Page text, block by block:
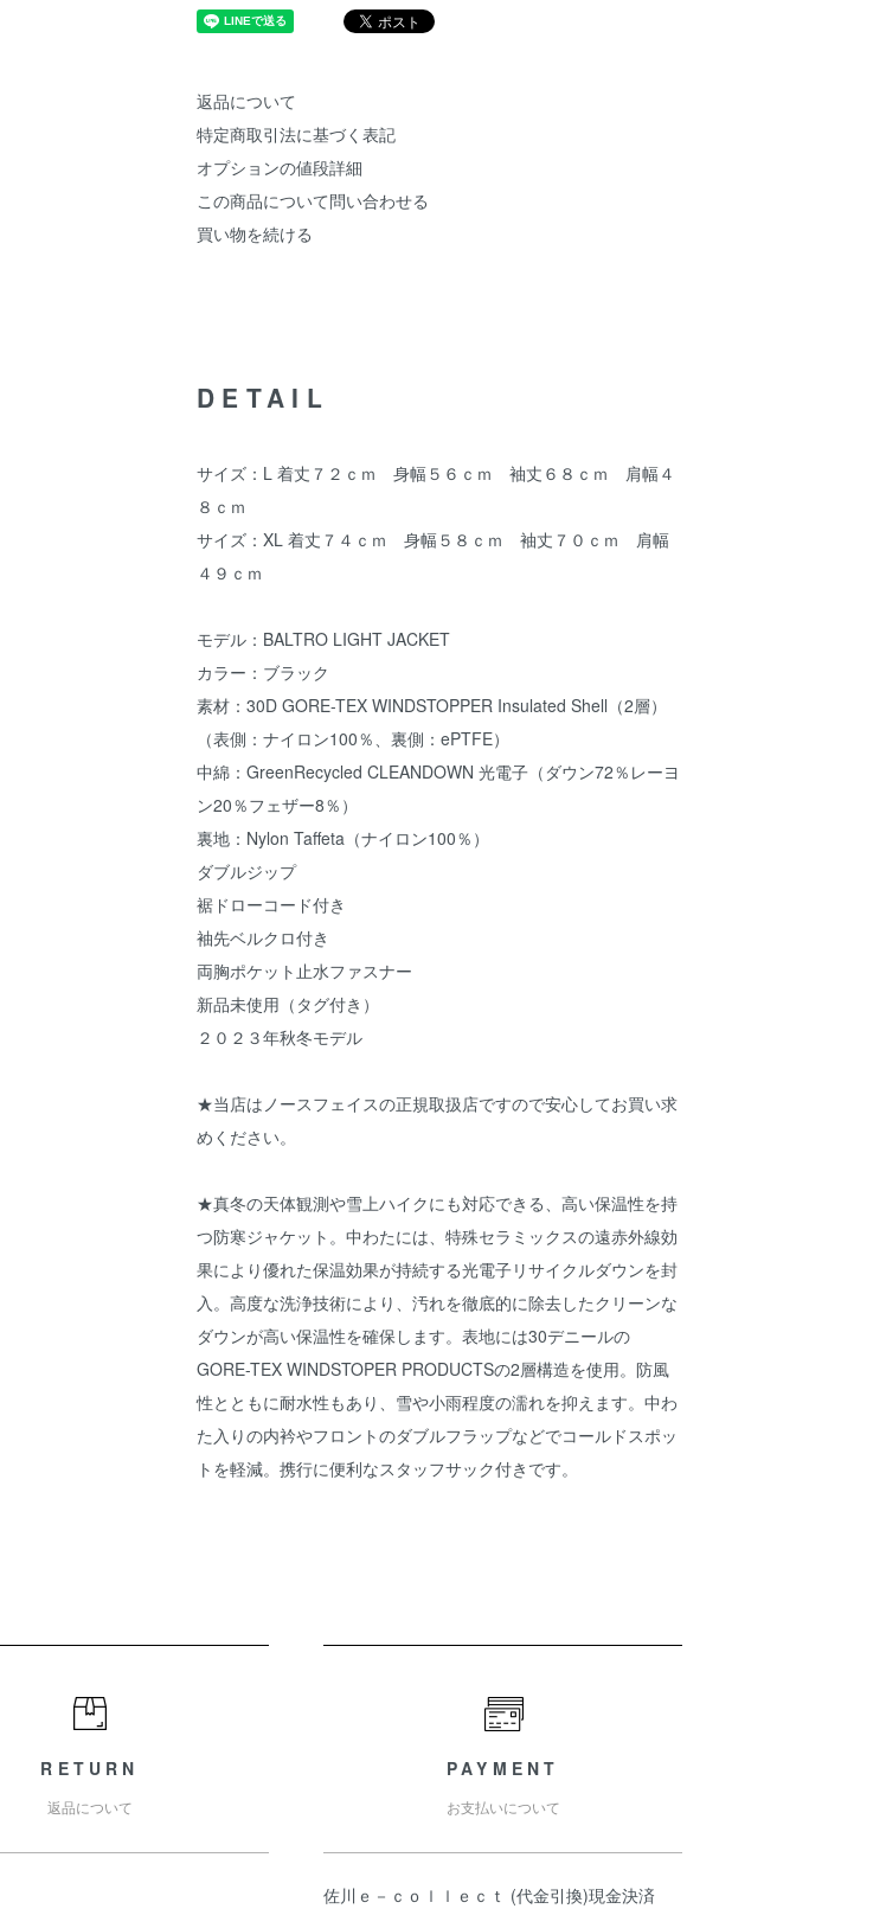
返品について
特定商取引法に基づく表記
オプションの値段詳細
この商品について問い合わせる
買い物を続ける
DETAIL
サイズ：L 着丈７２ｃｍ 身幅５６ｃｍ 袖丈６８ｃｍ 肩幅４
８ｃｍ
サイズ：XL 着丈７４ｃｍ 身幅５８ｃｍ 袖丈７０ｃｍ 肩幅
４９ｃｍ
モデル：BALTRO LIGHT JACKET
カラー：ブラック
素材：30D GORE-TEX WINDSTOPPER Insulated Shell（2層）
（表側：ナイロン100％、裏側：ePTFE）
中綿：GreenRecycled CLEANDOWN 光電子（ダウン72％レーヨ
ン20％フェザー8％）
裏地：Nylon Taffeta（ナイロン100％）
ダブルジップ
裾ドローコード付き
袖先ベルクロ付き
両胸ポケット止水ファスナー
新品未使用（タグ付き）
２０２３年秋冬モデル
★当店はノースフェイスの正規取扱店ですので安心してお買い求
めください。
★真冬の天体観測や雪上ハイクにも対応できる、高い保温性を持
つ防寒ジャケット。中わたには、特殊セラミックスの遠赤外線効
果により優れた保温効果が持続する光電子リサイクルダウンを封
入。高度な洗浄技術により、汚れを徹底的に除去したクリーンな
ダウンが高い保温性を確保します。表地には30デニールの
GORE-TEX WINDSTOPER PRODUCTSの2層構造を使用。防風
性とともに耐水性もあり、雪や小雨程度の濡れを抑えます。中わ
た入りの内衿やフロントのダブルフラップなどでコールドスポッ
トを軽減。携行に便利なスタッフサック付きです。
RETURN
返品について
PAYMENT
お支払いについて
佐川ｅ－ｃｏｌｌｅｃｔ (代金引換)現金決済